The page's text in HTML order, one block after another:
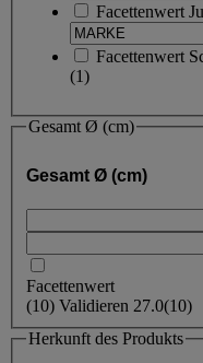
Facettenwert
Facettenwert
(1)
Gesamt Ø (cm)
Gesamt Ø (cm)
Facettenwert
(10) Validieren 27.0(10)
Herkunft des Produkts